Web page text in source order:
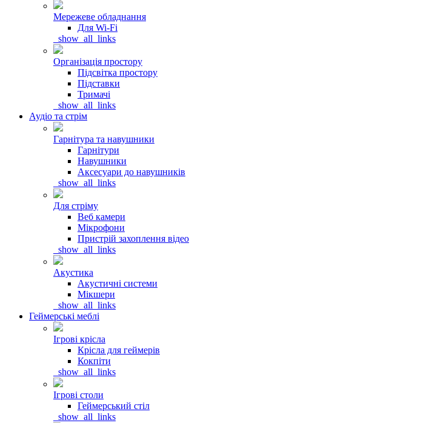
Мережеве обладнання
Для Wi-Fi
_show_all_links
Організація простору
Підсвітка простору
Підставки
Тримачі
_show_all_links
Аудіо та стрім
Гарнітура та навушники
Гарнітури
Навушники
Аксесуари до навушників
_show_all_links
Для стріму
Веб камери
Мікрофони
Пристрій захоплення відео
_show_all_links
Акустика
Акустичні системи
Мікшери
_show_all_links
Геймерські меблі
Ігрові крісла
Крісла для геймерів
Кокпіти
_show_all_links
Ігрові столи
Геймерський стіл
_show_all_links